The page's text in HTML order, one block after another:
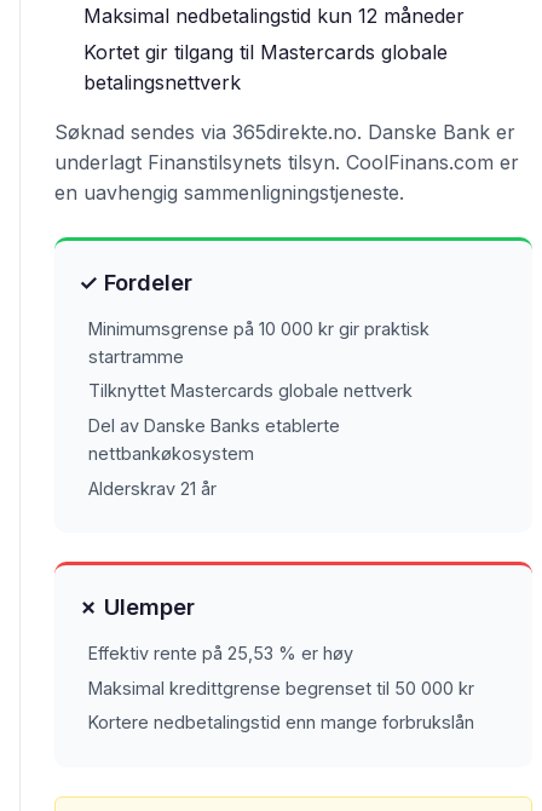
Maksimal nedbetalingstid kun 12 måneder
Kortet gir tilgang til Mastercards globale
betalingsnettverk
Søknad sendes via 365direkte.no. Danske Bank er
underlagt Finanstilsynets tilsyn. CoolFinans.com er
en uavhengig sammenligningstjeneste.
✓ Fordeler
Minimumsgrense på 10 000 kr gir praktisk
startramme
Tilknyttet Mastercards globale nettverk
Del av Danske Banks etablerte
nettbankøkosystem
Alderskrav 21 år
✗ Ulemper
Effektiv rente på 25,53 % er høy
Maksimal kredittgrense begrenset til 50 000 kr
Kortere nedbetalingstid enn mange forbrukslån